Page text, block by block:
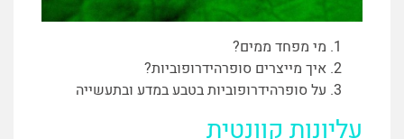
מי מפחד ממים?
איך מייצרים סופרהידרופוביות?
על סופרהידרופוביות בטבע במדע ובתעשייה
עליונות קוונטית